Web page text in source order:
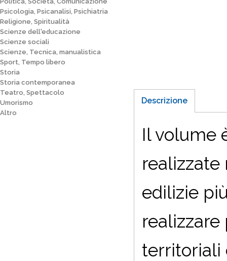
Psicologia, Psicanalisi, Psichiatria
Religione, Spiritualità
Scienze dell'educazione
Scienze sociali
Scienze, Tecnica, manualistica
Sport, Tempo libero
Storia
Storia contemporanea
Teatro, Spettacolo
Umorismo
Altro
Descrizione
Il volume
edilizie
realizzare
territoriali